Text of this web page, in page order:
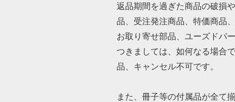
返品期間を過ぎた商品の破損
品、受注発注商品、特価商品
お取り寄せ部品、ユーズドパ
つきましては、如何なる場合
品、キャンセル不可です。
また、冊子等の付属品が全て